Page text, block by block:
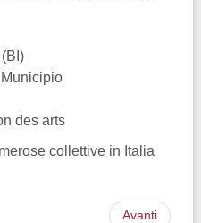
des arts
collettive in Italia
Avanti